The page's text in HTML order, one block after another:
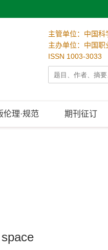
主管单位：中国科
主办单位：中国
ISSN 1003-3033
伦理·规范 期刊征订